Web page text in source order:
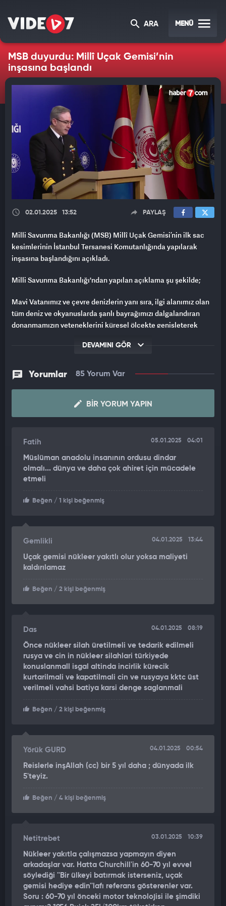
ARA MENÜ
MSB duyurdu: Millî Uçak Gemisi’nin
inşasına başlandı
02.01.2025 13:52 PAYLAŞ
Milli Savunma Bakanlığı (MSB) Millî Uçak Gemisi’nin ilk sac
kesimlerinin İstanbul Tersanesi Komutanlığında yapılarak
inşasına başlandığını açıkladı.
Milli Savunma Bakanlığı'ndan yapılan açıklama şu şekilde;
Mavi Vatanımız ve çevre denizlerin yanı sıra, ilgi alanımız olan
tüm deniz ve okyanuslarda şanlı bayrağımızı dalgalandıran
donanmamızın yeteneklerini küresel ölçekte genişleterek
amacıyla aynı anda 31 geminin inşası ülkemizin tersanelerinde
Denizaltı”mızın (MİLDEN) ilk kaynağı Gölcük Tersanesi
Komutanlığımızda, “TF-2000 Hava Savunma Harbi Muhribi” ve
Komutanlığımızda yapılarak inşalarına başlanmıştır.
Gemi üzerinde 2 kalkış ve 1 iniş pisti yer alacak. Asgari 50
insanlı ve insansız hava aracı kapasitesi olacak.
Uçuş güvertesi için havacılık sektörünün ileri gelen firmaları
belirlendi. Direnç ve sevk analizleri gerçekleştirildi.
Pervanesinin tasarımı da bitti.
258 METRE UZUNLUĞUNDA 72 METRE GENİŞLİĞİNDE
Tasarımda en kritik aşamalar tamamlandı. Konsept tasarım
çalışmaları sonlandı. 3 boyutlu genel yerleşim hızla sürüyor.
genişliğinde tasarlandı. Deplasmanı 60 bin ton olarak
planlandı. Gemi, asgari 25 knot sürate erişebilecek ve yakıt
ikmalsiz 10 bin deniz mili seyir yapabilecek.
Dizayn Proje Ofisi Müdürü Doç. Dr. Mühendis Albay Hakan
Uçar, yaptığı değerlendirmede "Deniz Kuvvetlerimizin deniz
çok amaçlı operasyonların gerçekleştirilmesi ile ülke
teşkil edecektir" dedi.
Ön tasarımın tamamlanmasıyla detay tasarımına başlanacak.
Sonrasında ise askeri tersanelerde geminin inşa sürecine
geçilecek.
TCG ANADOLU'DAN DAHA BÜYÜK OLACAK
ilk SİHA gemisi, Türkiye'nin en büyük askeri gemisi olan TCG
Anadolu'nun yerlilik oranı yüzde 70'ti. Yeni gemi, yüzde 80'in
üzerinde yerlilik oranına sahip olacak.
Uçar, "Milli uçak gemimiz, TCG Anadolu'dan deplasman ve
boyut olarak 2 katından daha büyük olacak. TCG Anadolu'dan
DEVAMINI GÖR
Yorumlar 85 Yorum Var
BIR YORUM YAPIN
Fatih 05.01.2025 04:01
Müslüman anadolu insanının ordusu dindar
olmalı... dünya ve daha çok ahiret için mücadele
etmeli
Beğen / 1 kişi beğenmiş
Gemlikli 04.01.2025 13:44
Uçak gemisi nükleer yakıtlı olur yoksa maliyeti
kaldırılamaz
Beğen / 2 kişi beğenmiş
Das 04.01.2025 08:19
Önce nükleer silah üretilmeli ve tedarik edilmeli
rusya ve cin in nükleer silahlari türkiyede
konuslanmall isgal altinda incirlik kürecik
kurtarilmali ve kapatilmali cin ve rusyaya kktc üst
verilmeli vahsi batiya karsi denge saglanmali
Beğen / 2 kişi beğenmiş
Yörük GURD 04.01.2025 00:54
Reislerle inşAllah (cc) bir 5 yıl daha ; dünyada ilk
5'teyiz.
Beğen / 4 kişi beğenmiş
Netitrebet 03.01.2025 10:39
Nükleer yakıtla çalışmazsa yapmayın diyen
arkadaşlar var. Hatta Churchill'in 60-70 yıl evvel
söylediği ''Bir ülkeyi batırmak isterseniz, uçak
gemisi hediye edin''lafı referans gösterenler var.
Soru : 60-70 yıl önceki motor teknolojisi ile şimdiki